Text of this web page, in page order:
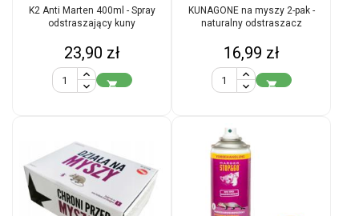
K2 Anti Marten 400ml - Spray
odstraszający kuny
Cena
23,90 zł

KUNAGONE na myszy 2-pak -
naturalny odstraszacz
Cena
16,99 zł
